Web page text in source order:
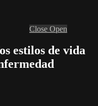
Close Open
estilos de vida